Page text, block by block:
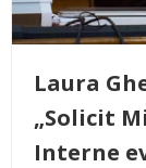
Laura
„Solicit
Interne